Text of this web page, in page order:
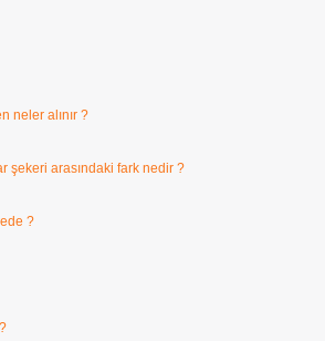
neler alınır ?
şekeri arasındaki fark nedir ?
?